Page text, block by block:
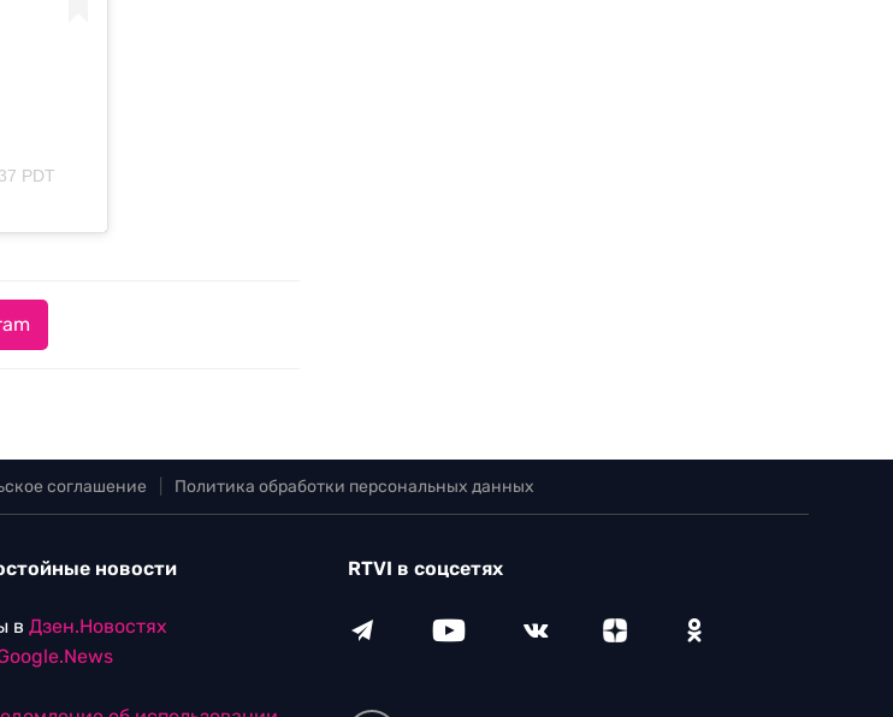
PDT
соглашение Политика обработки персональных данных
новости
в Дзен.Новостях
RTVI в соцсетях